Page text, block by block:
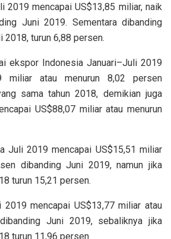
2019 mencapai US$13,85 miliar, naik
Juni 2019. Sementara dibanding
turun 6,88 persen.
ekspor Indonesia Januari–Juli 2019
miliar atau menurun 8,02 persen
sama tahun 2018, demikian juga
US$88,07 miliar atau menurun
Juli 2019 mencapai US$15,51 miliar
dibanding Juni 2019, namun jika
turun 15,21 persen.
mencapai US$13,77 miliar atau
Juni 2019, sebaliknya jika
turun 11,96 persen.